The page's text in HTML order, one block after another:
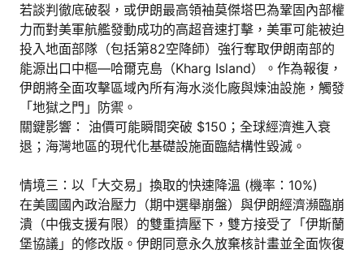
若談判徹底破裂，或伊朗最高領袖莫傑塔巴為鞏固內部權
力而對美軍航艦發動成功的高超音速打擊，美軍可能被迫
投入地面部隊（包括第82空降師）強行奪取伊朗南部的
能源出口中樞—哈爾克島（Kharg Island）。作為報復，
伊朗將全面攻擊區域內所有海水淡化廠與煉油設施，觸發
「地獄之門」防禦。
關鍵影響： 油價可能瞬間突破 $150；全球經濟進入衰
退；海灣地區的現代化基礎設施面臨結構性毀滅。
情境三：以「大交易」換取的快速降溫 (機率：10%)
在美國國內政治壓力（期中選舉崩盤）與伊朗經濟瀕臨崩
潰（中俄支援有限）的雙重擠壓下，雙方接受了「伊斯蘭
堡協議」的修改版。伊朗同意永久放棄核計畫並全面恢復